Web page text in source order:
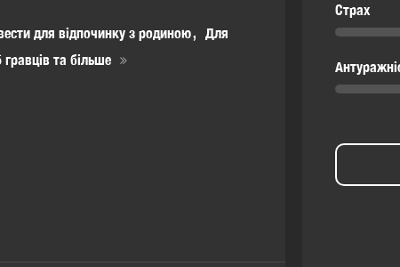
для відпочинку з родиною
Для
та більше
Страх